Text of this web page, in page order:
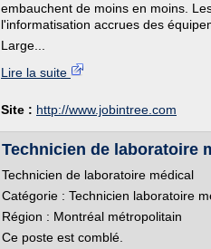
embauchent de moins en moins.
l'informatisation accrues des
Large...
Lire la suite
Site : http://www.jobintree.com
Technicien de laboratoire
Technicien de laboratoire médical
Catégorie : Technicien laboratoire
Région : Montréal métropolitain
Ce poste est comblé.